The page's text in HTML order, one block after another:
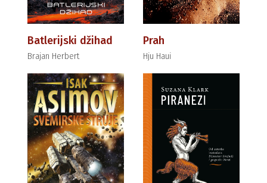
Batlerijski džihad
Brajan Herbert
Prah
Hju Haui